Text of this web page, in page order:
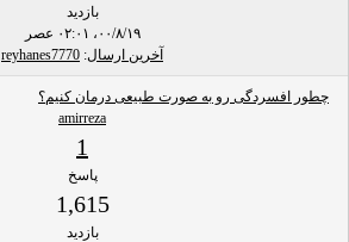
بازدید
۰۰/۸/۱۹، ۰۲:۰۱ عصر
آخرین ارسال:
reyhanes7770
چطور افسردگی رو به صورت طبیعی درمان کنیم؟
amirreza
1
پاسخ
1,615
بازدید